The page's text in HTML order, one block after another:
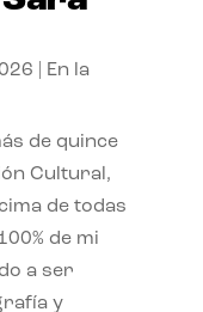
En la
de quince
Cultural,
de todas
de mi
a ser
y